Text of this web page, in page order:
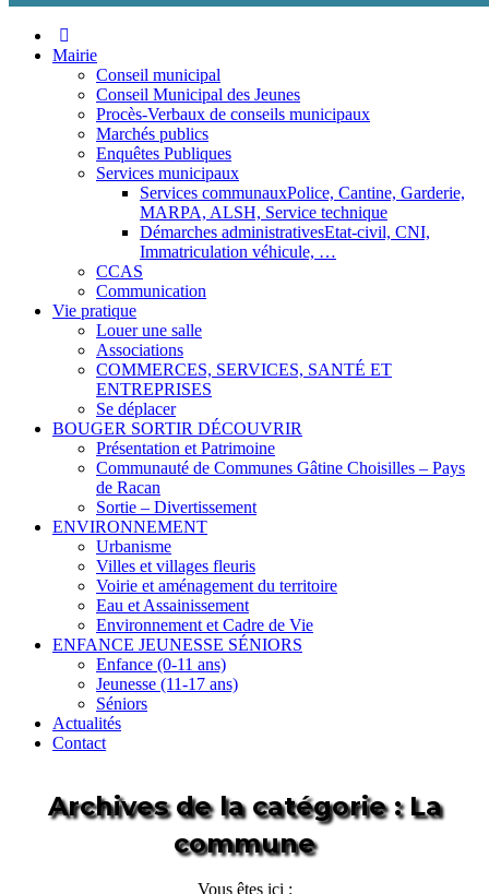
contenuMairie
Conseil municipal
Conseil Municipal des Jeunes
Procès-Verbaux de conseils municipaux
Marchés publics
Enquêtes Publiques
Services municipaux
Services communauxPolice, Cantine, Garderie,
MARPA, ALSH, Service technique
Démarches administrativesEtat-civil, CNI,
Immatriculation véhicule, …
CCAS
Communication
Vie pratique
Louer une salle
Associations
COMMERCES, SERVICES, SANTÉ ET
ENTREPRISES
Se déplacer
BOUGER SORTIR DÉCOUVRIR
Présentation et Patrimoine
Communauté de Communes Gâtine Choisilles – Pays
de Racan
Sortie – Divertissement
ENVIRONNEMENT
Urbanisme
Villes et villages fleuris
Voirie et aménagement du territoire
Eau et Assainissement
Environnement et Cadre de Vie
ENFANCE JEUNESSE SÉNIORS
Enfance (0-11 ans)
Jeunesse (11-17 ans)
Séniors
Actualités
Contact
Archives de la catégorie :La
commune
Vous êtes ici :